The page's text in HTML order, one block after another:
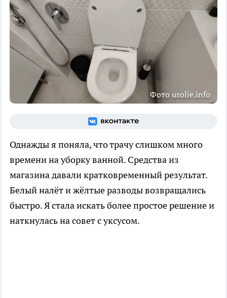
Фото usolie.info
Однажды я поняла, что трачу слишком много
времени на уборку ванной. Средства из
магазина давали кратковременный результат.
Белый налёт и жёлтые разводы возвращались
быстро. Я стала искать более простое решение и
наткнулась на совет с уксусом.